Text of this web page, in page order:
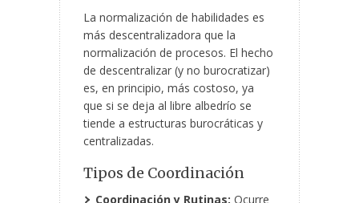
La normalización de habilidades es
más descentralizadora que la
normalización de procesos. El hecho
de descentralizar (y no burocratizar)
es, en principio, más costoso, ya
que si se deja al libre albedrío se
tiende a estructuras burocráticas y
centralizadas.
Tipos de Coordinación
Coordinación y Rutinas: Ocurre